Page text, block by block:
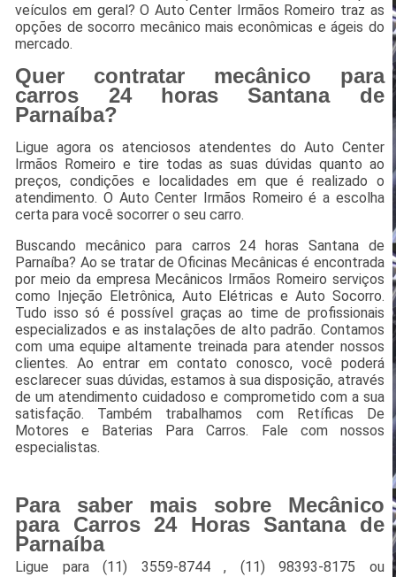
veículos em geral? O Auto Center Irmãos Romeiro traz as
opções de socorro mecânico mais econômicas e ágeis do
mercado.
Quer contratar mecânico para
carros 24 horas Santana de
Parnaíba?
Ligue agora os atenciosos atendentes do Auto Center
Irmãos Romeiro e tire todas as suas dúvidas quanto ao
preços, condições e localidades em que é realizado o
atendimento. O Auto Center Irmãos Romeiro é a escolha
certa para você socorrer o seu carro.
Buscando mecânico para carros 24 horas Santana de
Parnaíba? Ao se tratar de Oficinas Mecânicas é encontrada
por meio da empresa Mecânicos Irmãos Romeiro serviços
como Injeção Eletrônica, Auto Elétricas e Auto Socorro.
Tudo isso só é possível graças ao time de profissionais
especializados e as instalações de alto padrão. Contamos
com uma equipe altamente treinada para atender nossos
clientes. Ao entrar em contato conosco, você poderá
esclarecer suas dúvidas, estamos à sua disposição, através
de um atendimento cuidadoso e comprometido com a sua
satisfação. Também trabalhamos com Retíficas De
Motores e Baterias Para Carros. Fale com nossos
especialistas.
Para saber mais sobre Mecânico
para Carros 24 Horas Santana de
Parnaíba
Ligue para(11) 3559-8744 , (11) 98393-8175 ou